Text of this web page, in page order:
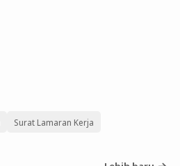
Surat Lamaran Kerja